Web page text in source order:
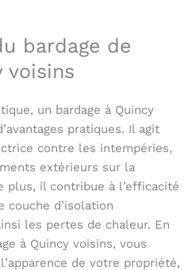
bardage de
voisins
un bardage à Quincy
pratiques. Il agit
contre les intempéries,
extérieurs sur la
plus, il contribue à l’efficacité
couche d’isolation
les pertes de chaleur. En
à Quincy voisins, vous
de votre propriété,